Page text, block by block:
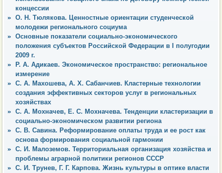
концессии
О. Н. Тюлякова. Ценностные ориентации студенческой
молодежи регионального социума
Основные показатели социально-экономического
положения субъектов Российской Федерации в I полугодии
2009 г.
Р. А. Адикаев. Экономическое пространство: региональное
измерение
С. А. Махошева, А. Х. Сабанчиев. Кластерные технологии
создания эффективных секторов услуг в региональных
хозяйствах
С. А. Мохначев, Е. С. Мохначева. Тенденции кластеризации в
социально-экономическом развитии региона
С. В. Савина. Реформирование оплаты труда и ее рост как
основа формирования социальной гармонии
С. И. Малоземов. Территориальная организация хозяйства и
проблемы аграрной политики регионов СССР
С. И. Трунев, Г. Г. Карпова. Жизнь культуры в оптике власти